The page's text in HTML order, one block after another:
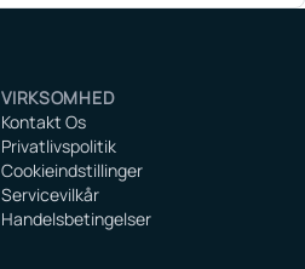
VIRKSOMHED
Kontakt Os
Privatlivspolitik
Cookieindstillinger
Servicevilkår
Handelsbetingelser